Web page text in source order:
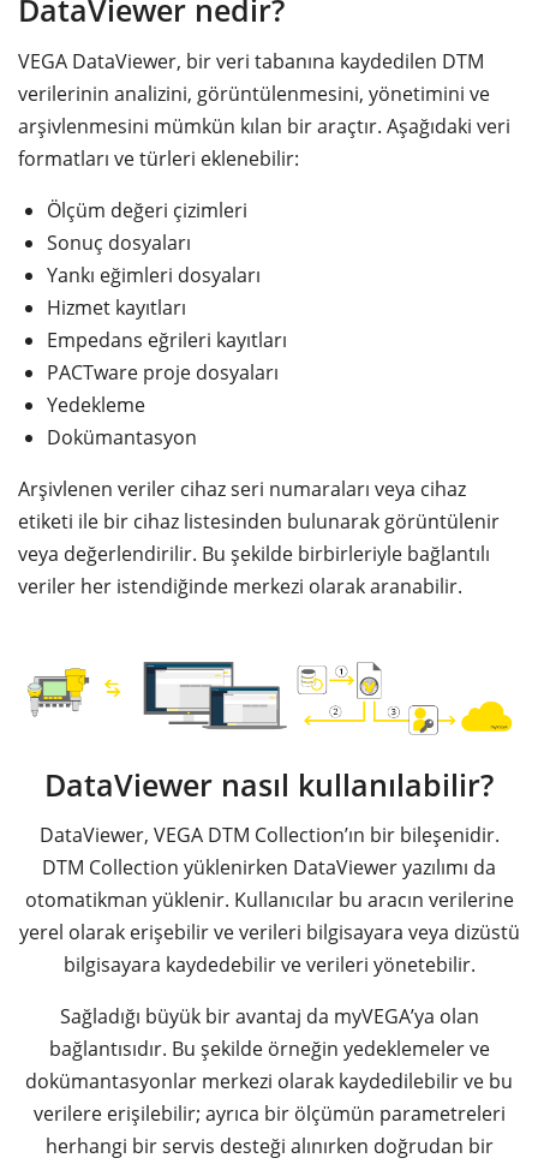
DataViewer nedir?
VEGA DataViewer, bir veri tabanına kaydedilen DTM
verilerinin analizini, görüntülenmesini, yönetimini ve
arşivlenmesini mümkün kılan bir araçtır. Aşağıdaki veri
formatları ve türleri eklenebilir:
Ölçüm değeri çizimleri
Sonuç dosyaları
Yankı eğimleri dosyaları
Hizmet kayıtları
Empedans eğrileri kayıtları
PACTware proje dosyaları
Yedekleme
Dokümantasyon
Arşivlenen veriler cihaz seri numaraları veya cihaz
etiketi ile bir cihaz listesinden bulunarak görüntülenir
veya değerlendirilir. Bu şekilde birbirleriyle bağlantılı
veriler her istendiğinde merkezi olarak aranabilir.
DataViewer nasıl kullanılabilir?
DataViewer, VEGA DTM Collection’ın bir bileşenidir.
DTM Collection yüklenirken DataViewer yazılımı da
otomatikman yüklenir. Kullanıcılar bu aracın verilerine
yerel olarak erişebilir ve verileri bilgisayara veya dizüstü
bilgisayara kaydedebilir ve verileri yönetebilir.
Sağladığı büyük bir avantaj da myVEGA’ya olan
bağlantısıdır. Bu şekilde örneğin yedeklemeler ve
dokümantasyonlar merkezi olarak kaydedilebilir ve bu
verilere erişilebilir; ayrıca bir ölçümün parametreleri
herhangi bir servis desteği alınırken doğrudan bir